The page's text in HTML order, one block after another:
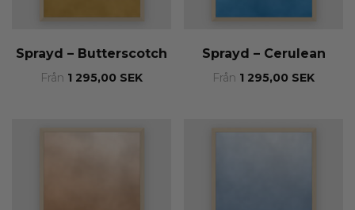
Sprayd – Butterscotch
Från 1 295,00 SEK
Sprayd – Cerulean
Från 1 295,00 SEK